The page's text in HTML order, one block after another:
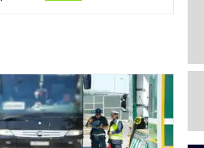
off